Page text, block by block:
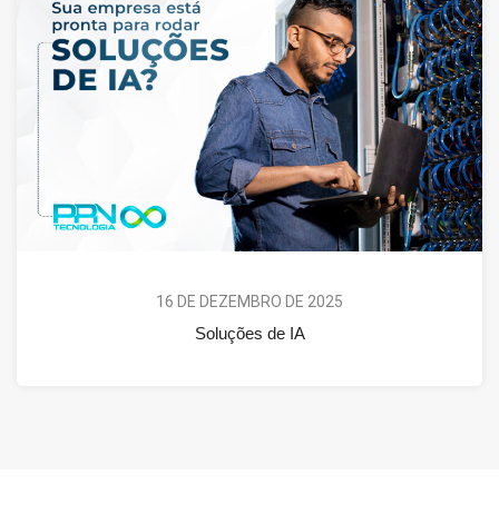
16 DE DEZEMBRO DE 2025
Soluções de IA